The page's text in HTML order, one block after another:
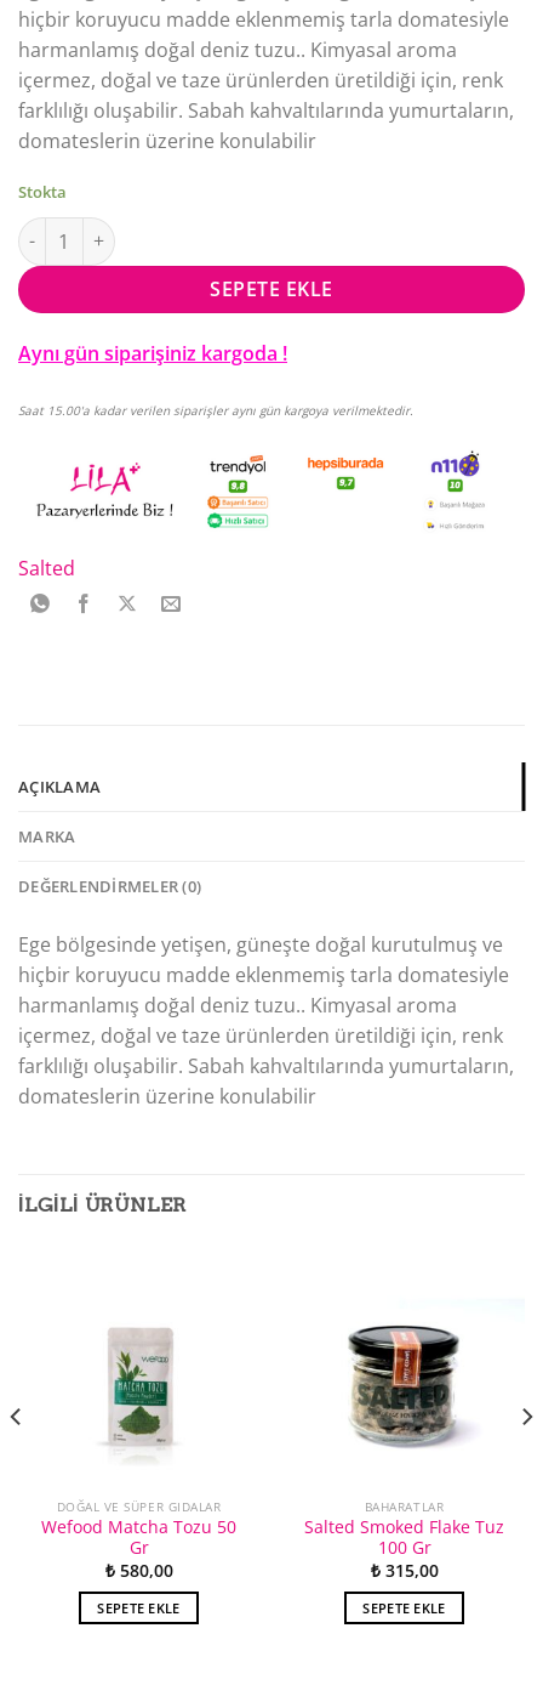
hiçbir koruyucu madde eklenmemiş tarla domatesiyle
harmanlamış doğal deniz tuzu.. Kimyasal aroma
içermez, doğal ve taze ürünlerden üretildiği için, renk
farklılığı oluşabilir. Sabah kahvaltılarında yumurtaların,
domateslerin üzerine konulabilir
Stokta
Salted Kuru Domatesli Tuz 60 Gr adet
SEPETE EKLE
Aynı gün siparişiniz kargoda !
Saat 15.00'a kadar verilen siparişler aynı gün kargoya verilmektedir.
Salted
AÇIKLAMA
MARKA
DEĞERLENDIRMELER (0)
Ege bölgesinde yetişen, güneşte doğal kurutulmuş ve
hiçbir koruyucu madde eklenmemiş tarla domatesiyle
harmanlamış doğal deniz tuzu.. Kimyasal aroma
içermez, doğal ve taze ürünlerden üretildiği için, renk
farklılığı oluşabilir. Sabah kahvaltılarında yumurtaların,
domateslerin üzerine konulabilir
İLGILI ÜRÜNLER
DOĞAL VE SÜPER GIDALAR
Wefood Matcha Tozu 50
Gr
₺580,00
SEPETE EKLE
BAHARATLAR
Salted Smoked Flake Tuz
100 Gr
₺315,00
SEPETE EKLE